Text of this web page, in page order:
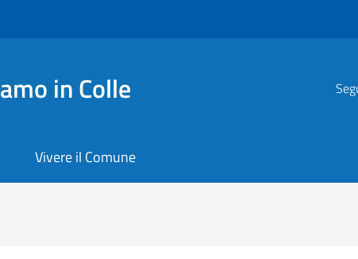
in Colle
Vivere il Comune